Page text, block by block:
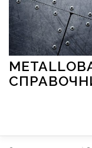
Перейти к содержимому